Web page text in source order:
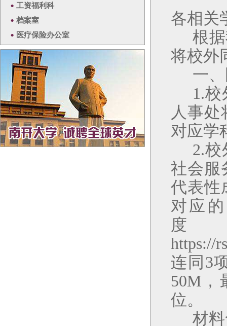
• 工资福利科
• 档案室
• 医疗保险办公室
各相关
根
将校外
一
1.
人事
对应学
2.校
社会服
代表性
对应
https://
连同 3
50M，
位。
材